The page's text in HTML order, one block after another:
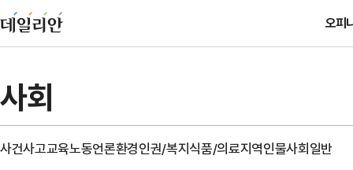
오피
사회
사건사고교육노동언론환경인권/복지식품/의료지역인물사회일반